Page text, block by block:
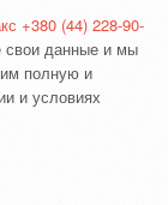
+380 (44) 228-90-
свои данные и мы
полную и
и условиях